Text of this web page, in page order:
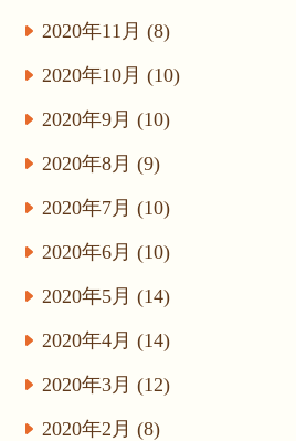
2020年11月 (8)
2020年10月 (10)
2020年9月 (10)
2020年8月 (9)
2020年7月 (10)
2020年6月 (10)
2020年5月 (14)
2020年4月 (14)
2020年3月 (12)
2020年2月 (8)